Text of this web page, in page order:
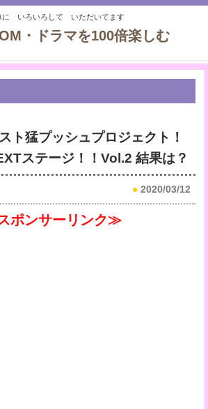
に いろいろして いただいてます
・ドラマを100倍楽しむ
ト猛プッシュプロジェクト！
ステージ！！Vol.2 結果は？
●2020/03/12
ポンサーリンク≫